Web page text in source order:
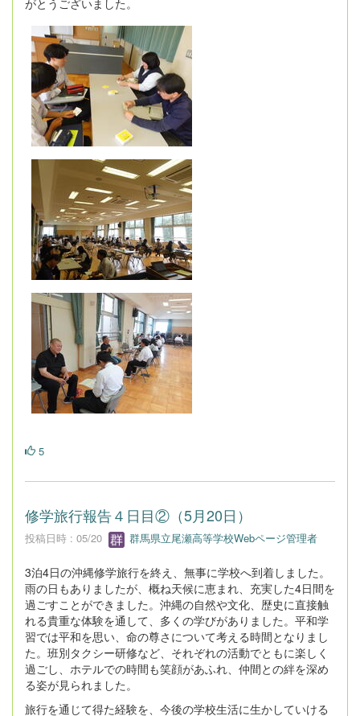
がとうございました。
5
修学旅行報告４日目②（5月20日）
投稿日時 : 05/20 群馬県立尾瀬高等学校Webページ管理者
3泊4日の沖縄修学旅行を終え、無事に学校へ到着しました。
雨の日もありましたが、概ね天候に恵まれ、充実した4日間を
過ごすことができました。沖縄の自然や文化、歴史に直接触
れる貴重な体験を通して、多くの学びがありました。平和学
習では平和を思い、命の尊さについて考える時間となりまし
た。班別タクシー研修など、それぞれの活動でともに楽しく
過ごし、ホテルでの時間も笑顔があふれ、仲間との絆を深め
る姿が見られました。
旅行を通じて得た経験を、今後の学校生活に生かしていける